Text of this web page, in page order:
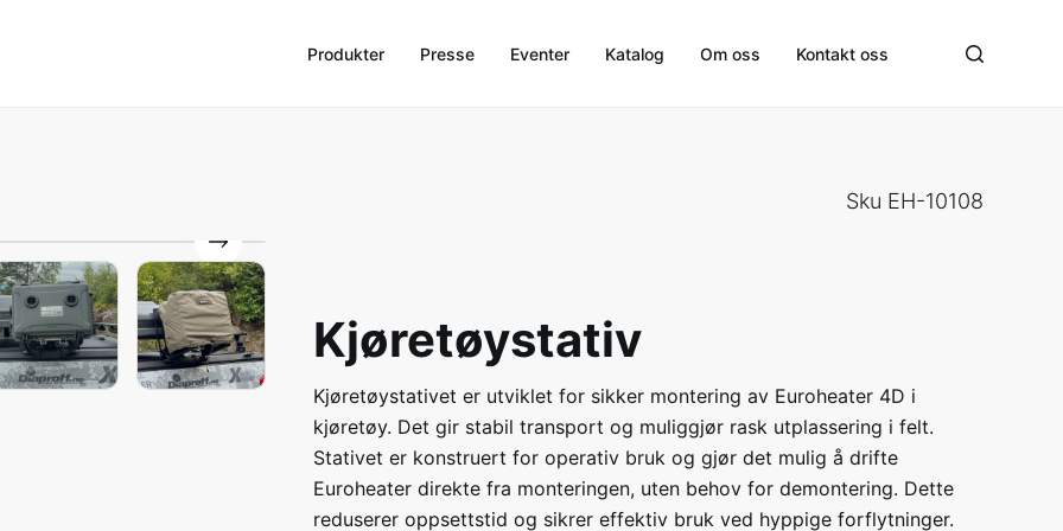
Produkter Presse Eventer Katalog Om oss Kontakt oss
Sku EH-10108
Kjøretøystativ
Kjøretøystativet er utviklet for sikker montering av Euroheater 4D i
kjøretøy. Det gir stabil transport og muliggjør rask utplassering i felt.
Stativet er konstruert for operativ bruk og gjør det mulig å drifte
Euroheater direkte fra monteringen, uten behov for demontering. Dette
reduserer oppsettstid og sikrer effektiv bruk ved hyppige forflytninger.